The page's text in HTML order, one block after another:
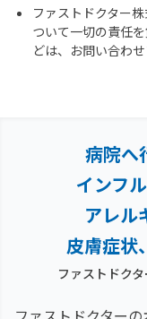
ファストドクター
ついて一切の責任
どは、お問い合わ
病院へ
インフ
アレル
皮膚症状
ファストドク